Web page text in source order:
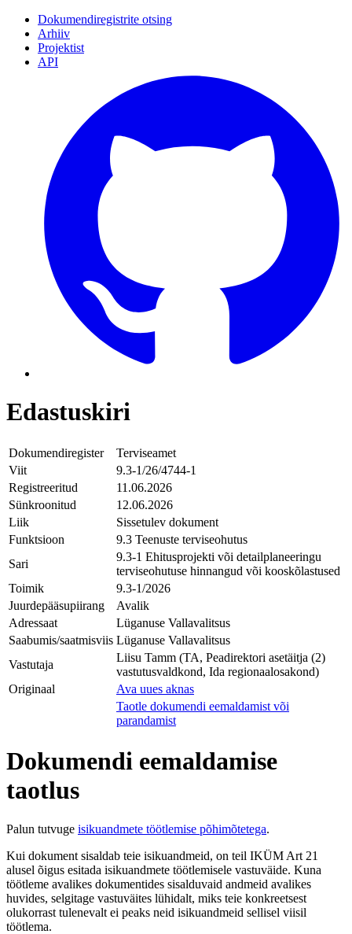
Dokumendiregistrite otsing
Arhiiv
Projektist
API
Edastuskiri
Dokumendiregister
Terviseamet
Viit
9.3-1/26/4744-1
Registreeritud
11.06.2026
Sünkroonitud
12.06.2026
Liik
Sissetulev dokument
Funktsioon
9.3 Teenuste terviseohutus
Sari
9.3-1 Ehitusprojekti või detailplaneeringu
terviseohutuse hinnangud või kooskõlastused
Toimik
9.3-1/2026
Juurdepääsupiirang
Avalik
Adressaat
Lüganuse Vallavalitsus
Saabumis/saatmisviis Lüganuse Vallavalitsus
Vastutaja
Liisu Tamm (TA, Peadirektori asetäitja (2)
vastutusvaldkond, Ida regionaalosakond)
Originaal
Ava uues aknas
Taotle dokumendi eemaldamist või
parandamist
Dokumendi eemaldamise
taotlus
Palun tutvuge isikuandmete töötlemise põhimõtetega.
Kui dokument sisaldab teie isikuandmeid, on teil IKÜM Art 21
alusel õigus esitada isikuandmete töötlemisele vastuväide. Kuna
töötleme avalikes dokumentides sisalduvaid andmeid avalikes
huvides, selgitage vastuväites lühidalt, miks teie konkreetsest
olukorrast tulenevalt ei peaks neid isikuandmeid sellisel viisil
töötlema.